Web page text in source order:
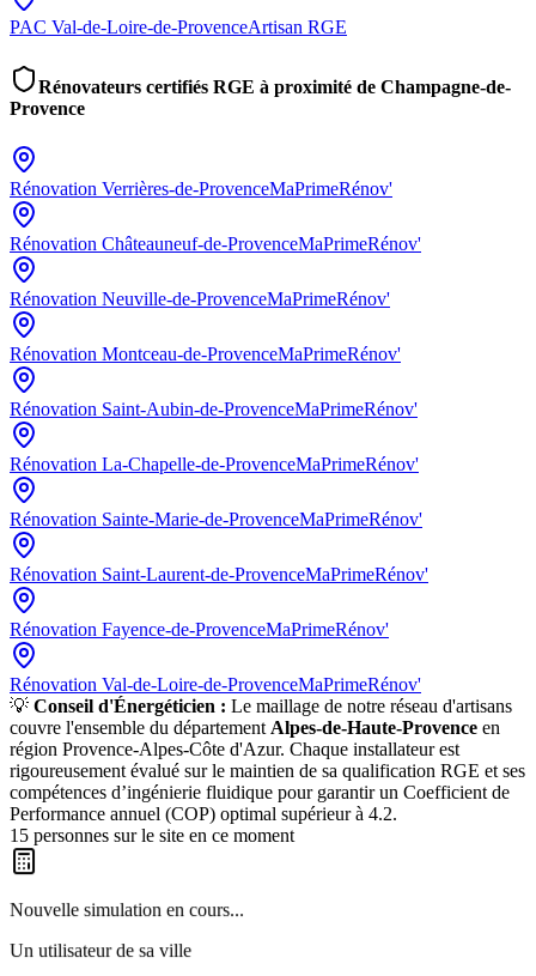
PAC Val-de-Loire-de-ProvenceArtisan RGE
Rénovateurs certifiés RGE à proximité de Champagne-de-
Provence
Rénovation Verrières-de-ProvenceMaPrimeRénov'
Rénovation Châteauneuf-de-ProvenceMaPrimeRénov'
Rénovation Neuville-de-ProvenceMaPrimeRénov'
Rénovation Montceau-de-ProvenceMaPrimeRénov'
Rénovation Saint-Aubin-de-ProvenceMaPrimeRénov'
Rénovation La-Chapelle-de-ProvenceMaPrimeRénov'
Rénovation Sainte-Marie-de-ProvenceMaPrimeRénov'
Rénovation Saint-Laurent-de-ProvenceMaPrimeRénov'
Rénovation Fayence-de-ProvenceMaPrimeRénov'
Rénovation Val-de-Loire-de-ProvenceMaPrimeRénov'
💡 Conseil d'Énergéticien : Le maillage de notre réseau d'artisans
couvre l'ensemble du département Alpes-de-Haute-Provence en
région Provence-Alpes-Côte d'Azur. Chaque installateur est
rigoureusement évalué sur le maintien de sa qualification RGE et ses
compétences d’ingénierie fluidique pour garantir un Coefficient de
Performance annuel (COP) optimal supérieur à 4.2.
15 personnes sur le site en ce moment
Nouvelle simulation en cours...
Un utilisateur de sa ville